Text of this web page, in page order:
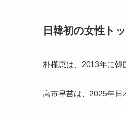
日韓初の女性ト
朴槿恵は、2013年に韓
高市早苗は、2025年日